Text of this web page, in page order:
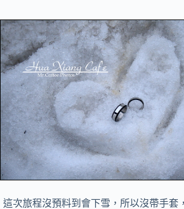
這次旅程沒預料到會下雪，所以沒帶手套